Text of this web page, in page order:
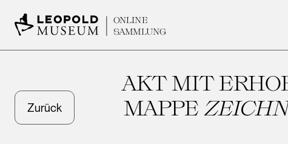
ONLINE
SAMMLUNG
Zurück
AKT MIT
MAPPE